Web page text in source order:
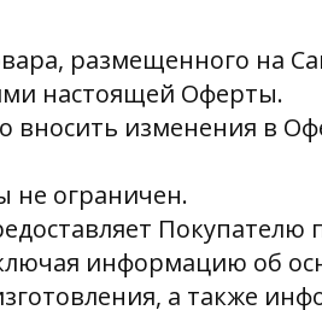
размещенного на
настоящей Оферты.
вносить изменения в
не ограничен.
информацию об
а также